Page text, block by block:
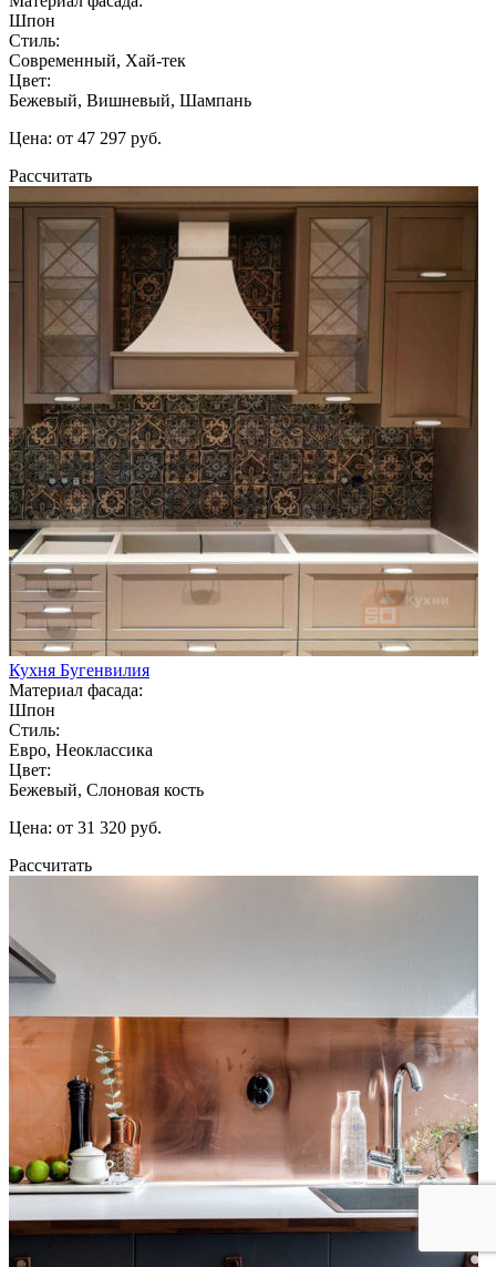
Шпон
Стиль:
Современный, Хай-тек
Цвет:
Бежевый, Вишневый, Шампань
Цена: от 47 297 руб.
Рассчитать
Кухня Бугенвилия
Материал фасада:
Шпон
Стиль:
Евро, Неоклассика
Цвет:
Бежевый, Слоновая кость
Цена: от 31 320 руб.
Рассчитать